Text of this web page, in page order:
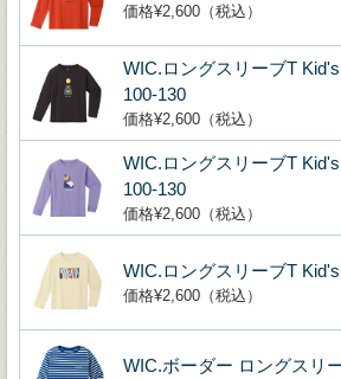
価格¥2,600（税込）
WIC.ロングスリーブT
100-130
価格¥2,600（税込）
WIC.ロングスリーブT
100-130
価格¥2,600（税込）
WIC.ロングスリーブT
価格¥2,600（税込）
WIC.ボーダー ロングスリ